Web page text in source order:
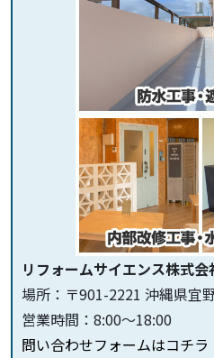
リフォームサイエンス株式会
場所：〒901-2221 沖縄県宜
営業時間：8:00～18:00
問い合わせフォームはコチラ